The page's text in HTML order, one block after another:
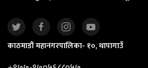
काठमाडौं महानगरपालिका- १०, थापागाउँ